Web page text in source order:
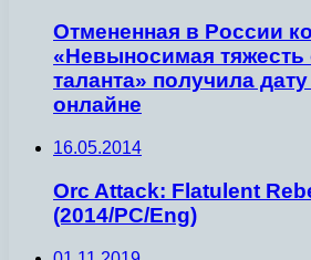
Отмененная в России
«Невыносимая тяжесть
таланта» получила
онлайне
16.05.2014
Orc Attack: Flatulent
(2014/PC/Eng)